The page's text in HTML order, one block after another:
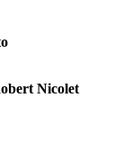
Nicolet